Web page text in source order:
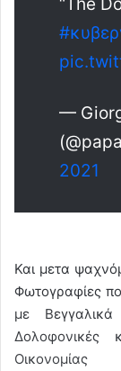
—
2021
Και μετα
Φωτογραφίες
με
Δολοφονικές